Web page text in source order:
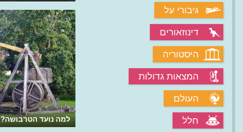
גיבורי על
דינוזאורים
היסטוריה
המצאות גדולות
העולם
חלל למה נועד הטרבושה?